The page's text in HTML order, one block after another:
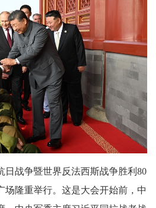
日战争暨世界反法西斯战争胜利80
场隆重举行。这是大会开始前，中